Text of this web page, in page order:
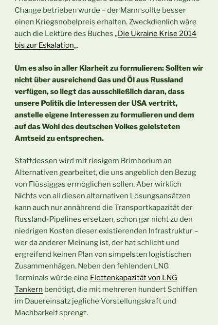
Change betrieben wurde – der Mann sollte besser
einen Kriegsnobelpreis erhalten. Zweckdienlich wäre
auch die Lektüre des Buches „Die Ukraine Krise 2014
bis zur Eskalation„.
Um es also in aller Klarheit zu formulieren: Sollten wir
nicht über ausreichend Gas und Öl aus Russland
verfügen, so liegt das ausschließlich daran, dass
unsere Politik die Interessen der USA vertritt,
anstelle eigene Interessen zu formulieren und dem
auf das Wohl des deutschen Volkes geleisteten
Amtseid zu entsprechen.
Stattdessen wird mit riesigem Brimborium an
Alternativen gearbeitet, die uns angeblich den Bezug
von Flüssiggas ermöglichen sollen. Aber wirklich
Nichts von all diesen alternativen Lösungsansätzen
kann auch nur annährend die Transportkapazität der
Russland-Pipelines ersetzen, schon gar nicht zu den
niedrigen Kosten dieser existierenden Infrastruktur –
wer da anderer Meinung ist, der hat schlicht und
ergreifend keinen Plan von simpelsten logistischen
Zusammenhägen. Neben den fehlenden LNG
Terminals würde eine Flottenkapazität von LNG
Tankern benötigt, die mit mehreren hundert Schiffen
im Dauereinsatz jegliche Vorstellungskraft und
Machbarkeit sprengt.